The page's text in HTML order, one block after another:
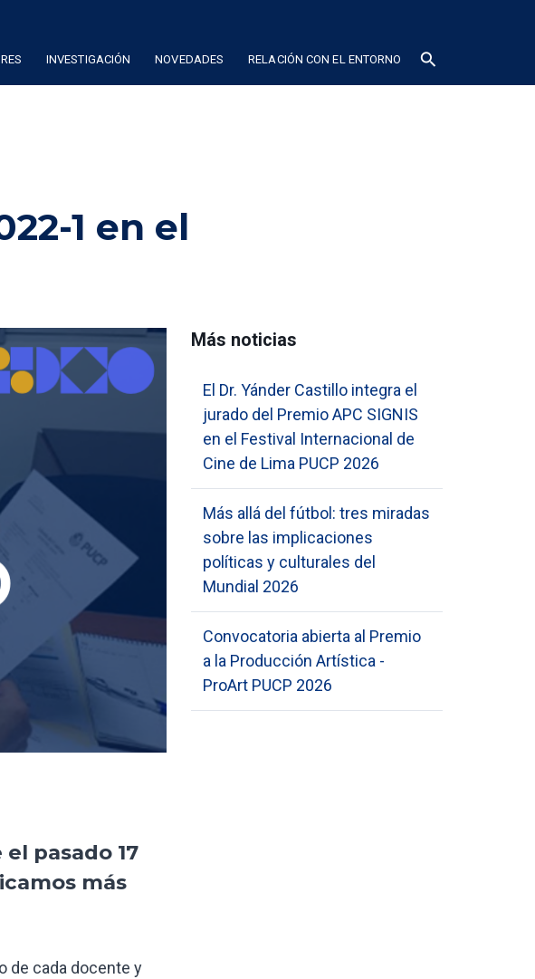
INVESTIGACIÓN NOVEDADES RELACIÓN CON EL ENTORNO search
1 en el
pasado 17
más
de cada docente y
Más noticias
El Dr. Yánder Castillo integra el
jurado del Premio APC SIGNIS
en el Festival Internacional de
Cine de Lima PUCP 2026
Más allá del fútbol: tres miradas
sobre las implicaciones
políticas y culturales del
Mundial 2026
Convocatoria abierta al Premio
a la Producción Artística -
ProArt PUCP 2026